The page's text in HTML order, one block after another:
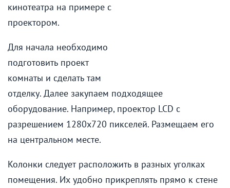
кинотеатра на примере с
проектором.
Для начала необходимо
подготовить проект
комнаты и сделать там
отделку. Далее закупаем подходящее
оборудование. Например, проектор LCD с
разрешением 1280х720 пикселей. Размещаем его
на центральном месте.
Колонки следует расположить в разных уголках
помещения. Их удобно прикреплять прямо к стене